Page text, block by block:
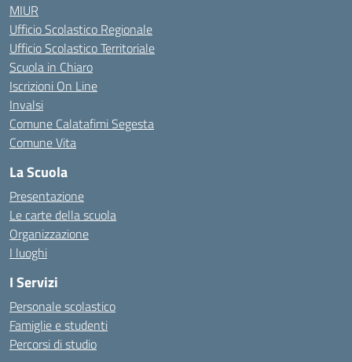
MIUR
Ufficio Scolastico Regionale
Ufficio Scolastico Territoriale
Scuola in Chiaro
Iscrizioni On Line
Invalsi
Comune Calatafimi Segesta
Comune Vita
La Scuola
Presentazione
Le carte della scuola
Organizzazione
I luoghi
I Servizi
Personale scolastico
Famiglie e studenti
Percorsi di studio